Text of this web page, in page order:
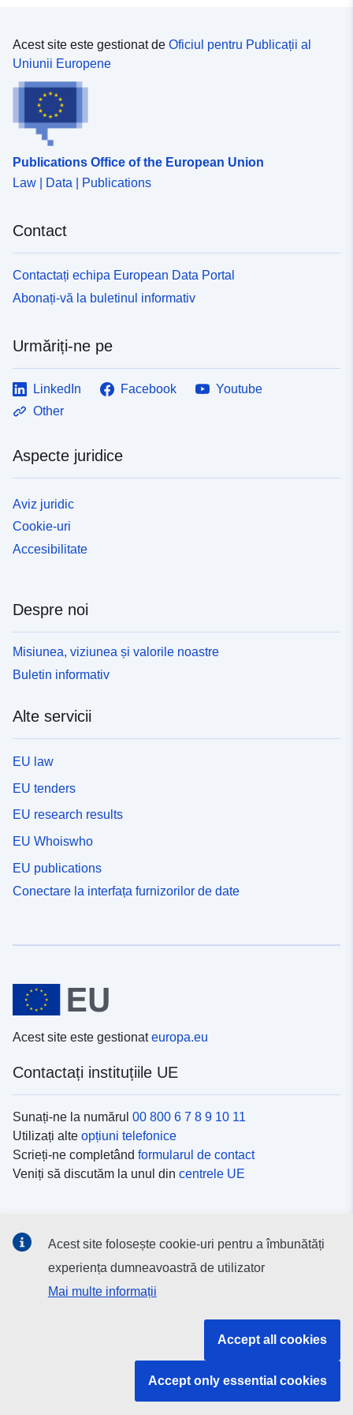
Acest site este gestionat de Oficiul pentru Publicații al
Uniunii Europene
Publications Office of the European Union
Law | Data | Publications
Contact
Contactați echipa European Data Portal
Abonați-vă la buletinul informativ
Urmăriți-ne pe
LinkedIn Facebook
Youtube
Other
Aspecte juridice
Aviz juridic
Cookie-uri
Accesibilitate
Despre noi
Misiunea, viziunea și valorile noastre
Buletin informativ
Alte servicii
EU law
EU tenders
EU research results
EU Whoiswho
EU publications
Conectare la interfața furnizorilor de date
Acest site este gestionateuropa.eu
Contactați instituțiile UE
Sunați-ne la numărul 00 800 6 7 8 9 10 11
Utilizați alte opțiuni telefonice
Scrieți-ne completând formularul de contact
Veniți să discutăm la unul din centrele UE
Descoperiți canalele UEpe rețelele sociale
Instituțiile și organismele UE
Acest site folosește cookie-uri pentru a îmbunătăți
experiența dumneavoastră de utilizator
Mai multe informații
Accept all cookies
Accept only essential cookies